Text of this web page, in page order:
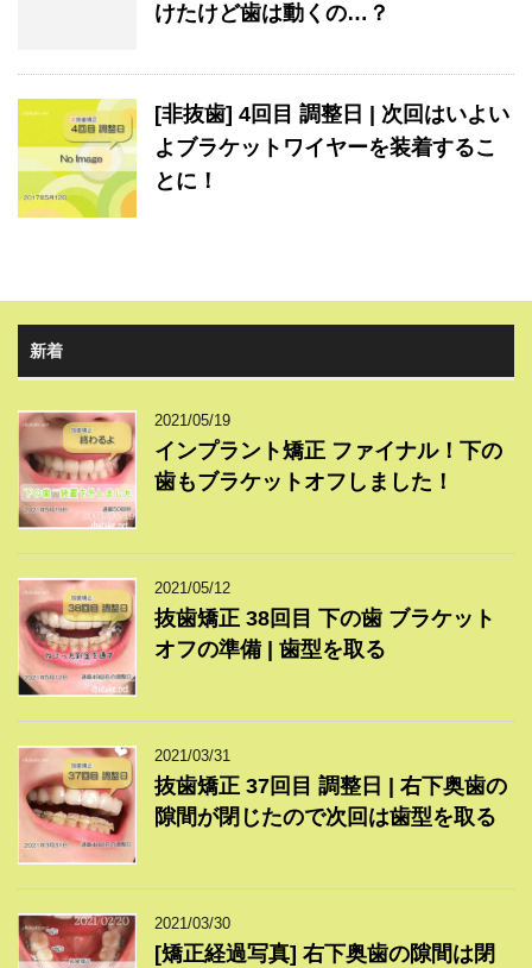
けたけど歯は動くの…？
[非抜歯] 4回目 調整日 | 次回はいよい
よブラケットワイヤーを装着するこ
とに！
新着
2021/05/19
インプラント矯正 ファイナル！下の
歯もブラケットオフしました！
2021/05/12
抜歯矯正 38回目 下の歯 ブラケット
オフの準備 | 歯型を取る
2021/03/31
抜歯矯正 37回目 調整日 | 右下奥歯の
隙間が閉じたので次回は歯型を取る
2021/03/30
[矯正経過写真] 右下奥歯の隙間は閉